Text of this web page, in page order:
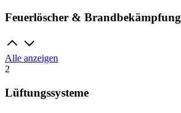
Feuerlöscher & Brandbekämpfung
Alle anzeigen
2
Lüftungssysteme